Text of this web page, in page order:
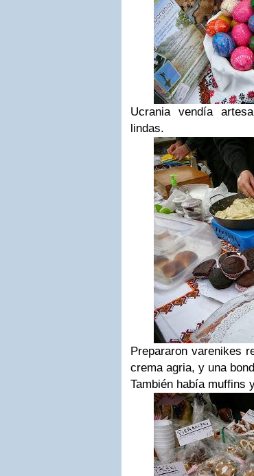
Ucrania vendía
lindas.
Prepararon varenikes
crema agria, y una
También había muffins